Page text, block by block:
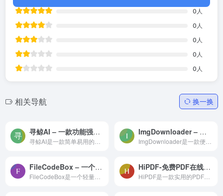
0 人
0 人
0 人
0 人
0 人
相关导航 换一换
寻鲸AI – 一款功能强大的AI写作工具 ImgDownloader – 便捷的图片批量下载工具
FileCodeBox – 一个轻量级文件快递柜 HiPDF-免费PDF在线编辑工具_PDF转Word_PDF在线转换